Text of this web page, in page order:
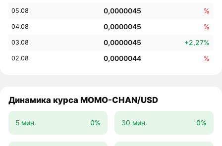
05.08 0,0000045 %
04.08 0,0000045 %
03.08 0,0000045 +2,27%
02.08 0,0000044 %
Динамика курса MOMO-CHAN/USD
5 мин. 0% 30 мин. 0%